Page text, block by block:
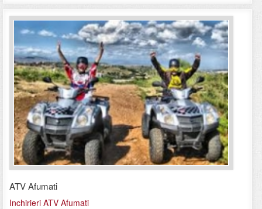
ATV Afumati
Inchirieri ATV Afumati